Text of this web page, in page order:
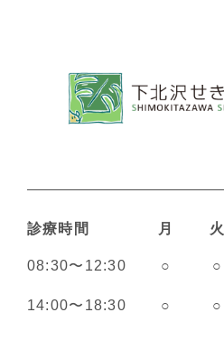
診療時間 月 火
08:30〜12:30 ○ ○
14:00〜18:30 ○ ○